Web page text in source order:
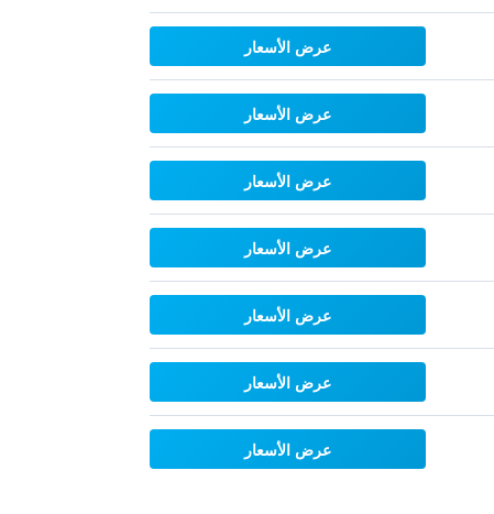
عرض الأسعار
عرض الأسعار
عرض الأسعار
عرض الأسعار
عرض الأسعار
عرض الأسعار
عرض الأسعار